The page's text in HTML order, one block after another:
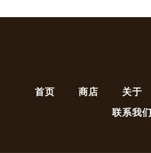
首页 商店 关于
联系我们